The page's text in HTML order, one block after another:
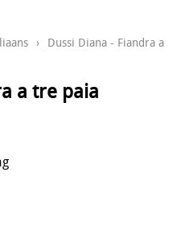
› Dussi Diana - Fiandra a
a tre paia